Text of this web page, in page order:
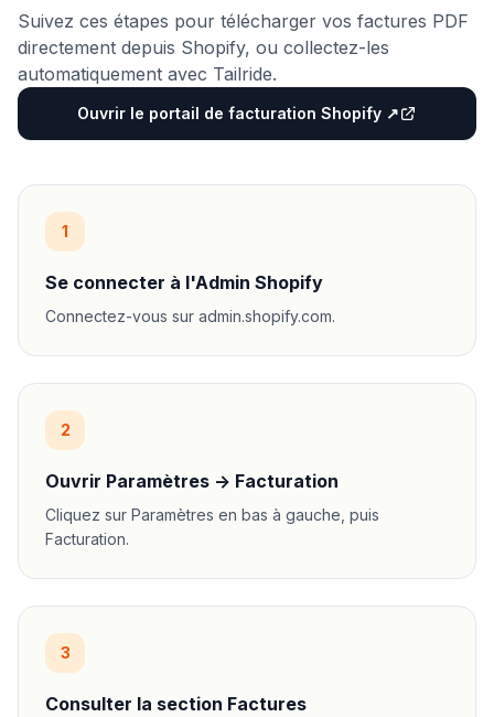
Suivez ces étapes pour télécharger vos factures PDF
directement depuis Shopify, ou collectez-les
automatiquement avec Tailride.
Ouvrir le portail de facturation Shopify ↗
1
Se connecter à l'Admin Shopify
Connectez-vous sur admin.shopify.com.
2
Ouvrir Paramètres -> Facturation
Cliquez sur Paramètres en bas à gauche, puis
Facturation.
3
Consulter la section Factures